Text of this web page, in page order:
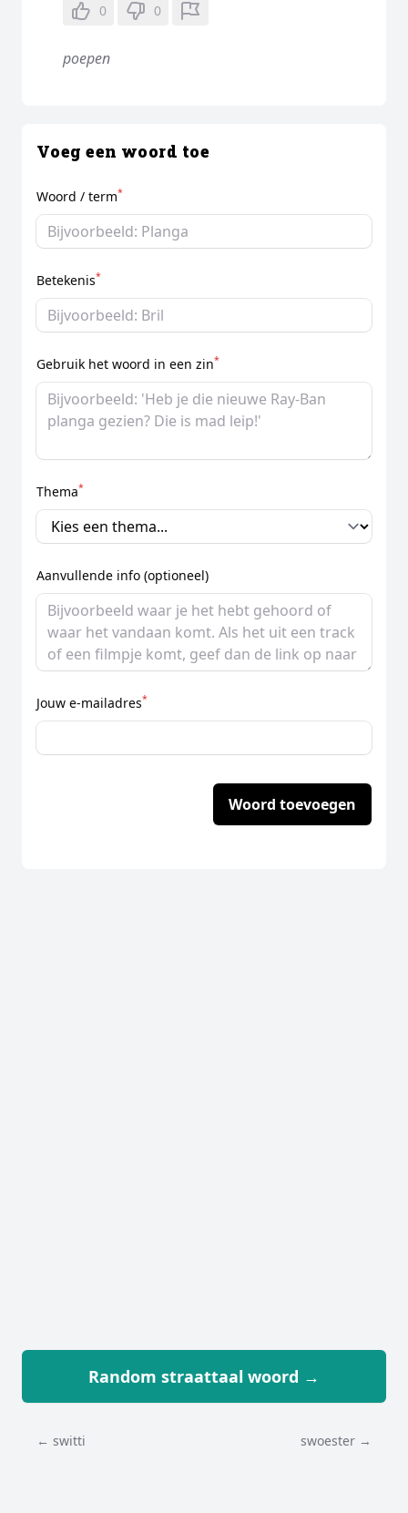
0 0
poepen
Voeg een woord toe
Woord / term*
Betekenis*
Gebruik het woord in een zin*
Thema*
Aanvullende info (optioneel)
Jouw e-mailadres*
Woord toevoegen
Random straattaal woord →
← switti swoester →